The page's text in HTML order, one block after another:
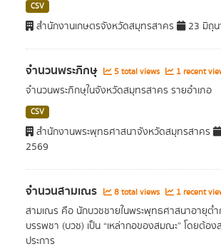
CSV
สำนักงานเกษตรจังหวัดสมุทรสาคร 23 มิถุน
จำนวนพระภิกษุ 5 total views 1 recent
จำนวนพระภิกษุในจังหวัดสมุทรสาคร รายอำเภอ
CSV
สำนักงานพระพุทธศาสนาจังหวัดสมุทรสาคร
2569
จำนวนสามเณร 8 total views 1 recent
สามเณร คือ นักบวชชายในพระพุทธศาสนาอายุต่
บรรพชา (บวช) เป็น “เหล่ากอของสมณะ” โดยต้อ
ประการ